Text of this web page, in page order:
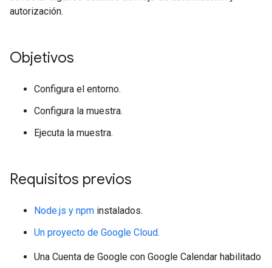
autorización.
Objetivos
Configura el entorno.
Configura la muestra.
Ejecuta la muestra.
Requisitos previos
Node.js y npm instalados.
Un proyecto de Google Cloud.
Una Cuenta de Google con Google Calendar habilitado